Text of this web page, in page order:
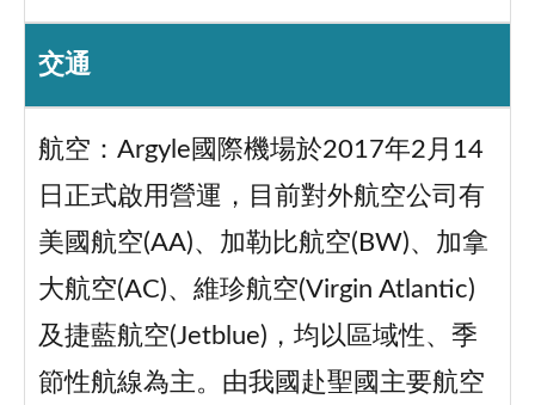
交通
航空：Argyle國際機場於2017年2月14
日正式啟用營運，目前對外航空公司有
美國航空(AA)、加勒比航空(BW)、加拿
大航空(AC)、維珍航空(Virgin Atlantic)
及捷藍航空(Jetblue)，均以區域性、季
節性航線為主。由我國赴聖國主要航空